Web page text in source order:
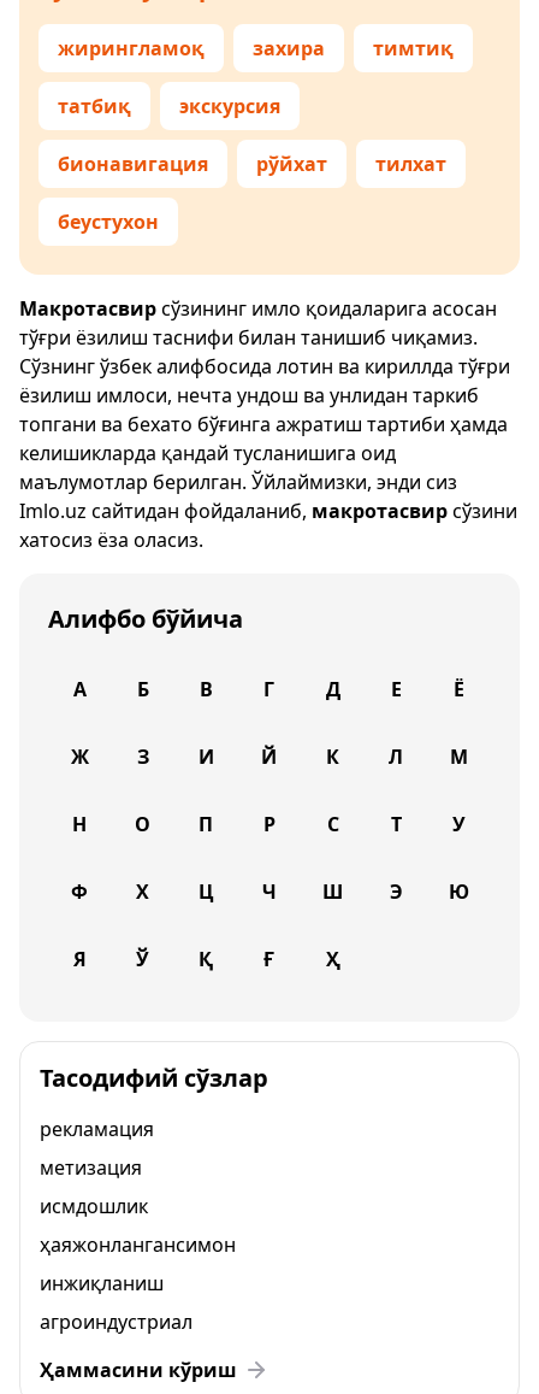
жирингламоқ захира тимтиқ
татбиқ экскурсия
бионавигация рўйхат тилхат
беустухон
Макротасвирсўзининг имло қоидаларига асосан
тўғри ёзилиш таснифи билан танишиб чиқамиз.
Сўзнинг ўзбек алифбосида лотин ва кириллда тўғри
ёзилиш имлоси, нечта ундош ва унлидан таркиб
топгани ва бехато бўғинга ажратиш тартиби ҳамда
келишикларда қандай тусланишига оид
маълумотлар берилган. Ўйлаймизки, энди сиз
Imlo.uz сайтидан фойдаланиб, макротасвирсўзини
хатосиз ёза оласиз.
Алифбо бўйича
А Б В Г Д Е Ё
Ж З И Й К Л М
Н О П Р С Т У
Ф Х Ц Ч Ш Э Ю
Я Ў Қ Ғ Ҳ
Тасодифий сўзлар
рекламация
метизация
исмдошлик
ҳаяжонлангансимон
инжиқланиш
агроиндустриал
Ҳаммасини кўриш